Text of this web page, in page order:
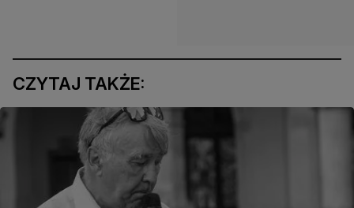
CZYTAJ TAKŻE: